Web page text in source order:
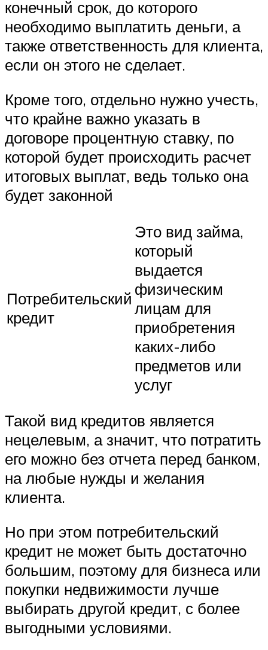
конечный срок, до которого
необходимо выплатить деньги, а
также ответственность для клиента,
если он этого не сделает.
Кроме того, отдельно нужно учесть,
что крайне важно указать в
договоре процентную ставку, по
которой будет происходить расчет
итоговых выплат, ведь только она
будет законной
Потребительский
кредит
Это вид займа,
который
выдается
физическим
лицам для
приобретения
каких-либо
предметов или
услуг
Такой вид кредитов является
нецелевым, а значит, что потратить
его можно без отчета перед банком,
на любые нужды и желания
клиента.
Но при этом потребительский
кредит не может быть достаточно
большим, поэтому для бизнеса или
покупки недвижимости лучше
выбирать другой кредит, с более
выгодными условиями.